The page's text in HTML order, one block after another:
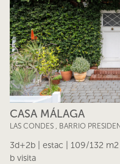
CASA MÁLAGA
LAS CONDES , BARRIO
3d+2b | estac | 109/132 m2
b visita